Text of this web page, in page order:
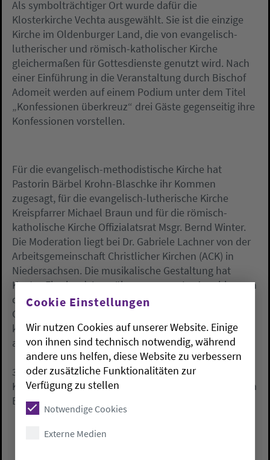
Als symbolträchtiger Ort wurde dafür die
Klosterkirche Vechta ausgewählt. Sie ist die einzige
Kirche im Oldenburger Land, die von evangelisch-
lutherischer und römisch-katholischer Kirche
gleichermaßen für Gottesdienste genutzt wird. Nach
einer Einführung in die Veranstaltung durch Bischof
Adomeit werden auf einem Podium unter dem Titel
„Konfessionen überkreuz“ drei Gäste gegenseitig ihre
Konfessionen vorstellen.
Für die evangelisch-methodistische Kirche hat
Pastorin Bärbel Krohn-Blaschke ihr Kommen
zugesagt, für die evangelisch-lutherische Kirche
Kreispfarrer Michael Braun und für die römisch-
katholische Kirche Offizialatsrat Msgr. Bernd Winter.
Die Moderation liegt bei Dr. Gabriele Lachner von der
Arbeitsgemeinschaft Christlicher Kirchen (ACK) in
Niedersachsen. Die musikalische Gestaltung hat
Kantor Eberhard Jung übernommen. Im Anschluss an
das Podiumsgespräch feiern die Gäste mit der
Gemeinde eine ökumenische Andacht. Der Abend
klingt dann mit einem Beisammensein mit Imbiss
aus.
31. Oktober 2018, 17 Uhr
Klosterkirche Vechta, Franziskanerplatz, 49377 Vechta
Eintritt frei
Cookie Einstellungen
Wir nutzen Cookies auf unserer Website. Einige
von ihnen sind technisch notwendig, während
andere uns helfen, diese Website zu verbessern
oder zusätzliche Funktionalitäten zur
Verfügung zu stellen
Notwendige Cookies
Externe Medien